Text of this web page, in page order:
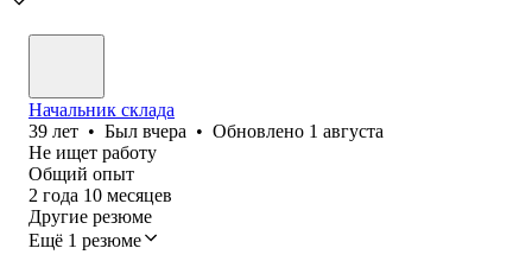
Начальник склада
39 лет • Был вчера • Обновлено 1 августа
Не ищет работу
Общий опыт
2 года 10 месяцев
Другие резюме
Ещё 1 резюме